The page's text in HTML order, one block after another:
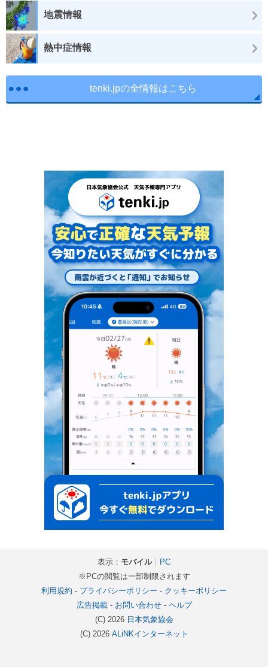
地震情報
熱中症情報
tenki.jpの全情報はこちら
表示： モバイル｜ PC
※PCの閲覧は一部制限されます
利用規約 - プライバシーポリシー - クッキーポリシー
広告掲載- お問い合わせ- ヘルプ
(C) 2026 日本気象協会
(C) 2026 ALiNKインターネット